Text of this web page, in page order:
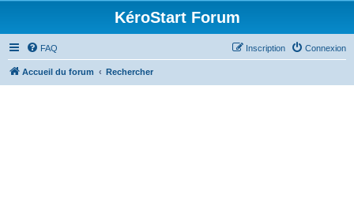
KéroStart Forum
FAQ Connexion
Inscription
Accueil du forum Rechercher